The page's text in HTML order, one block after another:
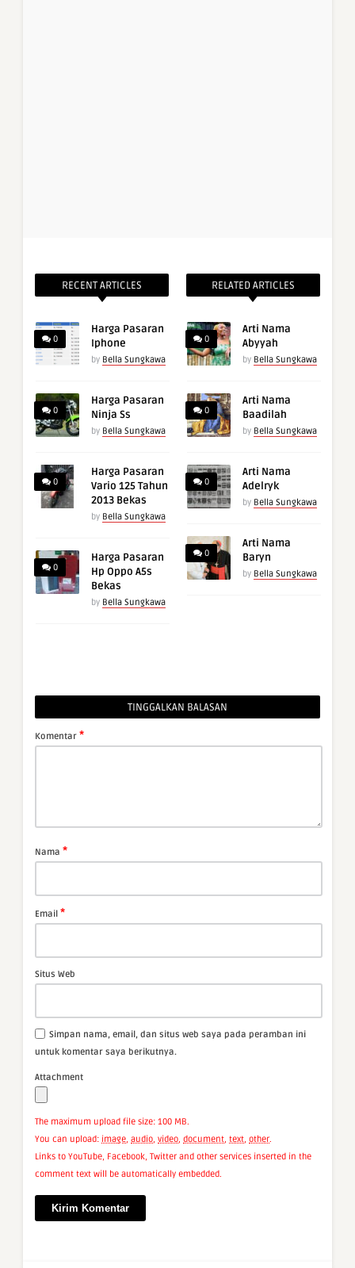
RECENT ARTICLES
0
Harga Pasaran
Iphone
by Bella Sungkawa
0
Harga Pasaran
Ninja Ss
by Bella Sungkawa
0
Harga Pasaran
Vario 125 Tahun
2013 Bekas
by Bella Sungkawa
0
Harga Pasaran
Hp Oppo A5s
Bekas
by Bella Sungkawa
RELATED ARTICLES
0
Arti Nama
Abyyah
by Bella Sungkawa
0
Arti Nama
Baadilah
by Bella Sungkawa
0
Arti Nama
Adelryk
by Bella Sungkawa
0
Arti Nama
Baryn
by Bella Sungkawa
TINGGALKAN BALASAN
Komentar *
Nama *
Email *
Situs Web
Simpan nama, email, dan situs web saya pada peramban ini
untuk komentar saya berikutnya.
Attachment
The maximum upload file size: 100 MB.
You can upload: image, audio, video, document, text, other.
Links to YouTube, Facebook, Twitter and other services inserted in the
comment text will be automatically embedded.